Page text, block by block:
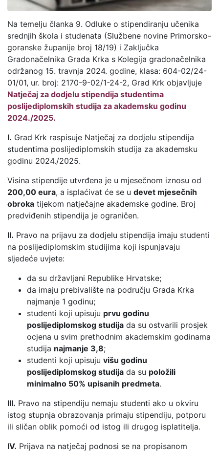
Na temelju članka 9. Odluke o stipendiranju učenika
srednjih škola i studenata (Službene novine Primorsko-
goranske županije broj 18/19) i Zaključka
Gradonačelnika Grada Krka s Kolegija gradonačelnika
održanog 15. travnja 2024. godine, klasa: 604-02/24-
01/01, ur. broj: 2170-9-02/1-24-2, Grad Krk objavljuje
Natječaj za dodjelu stipendija studentima
poslijediplomskih studija za akademsku godinu
2024./2025.
I. Grad Krk raspisuje Natječaj za dodjelu stipendija
studentima poslijediplomskih studija za akademsku
godinu 2024./2025.
Visina stipendije utvrđena je u mjesečnom iznosu od
200,00 eura, a isplaćivat će se u devet mjesečnih
obroka tijekom natječajne akademske godine. Broj
predviđenih stipendija je ograničen.
II. Pravo na prijavu za dodjelu stipendija imaju studenti
na poslijediplomskim studijima koji ispunjavaju
sljedeće uvjete:
da su državljani Republike Hrvatske;
da imaju prebivalište na području Grada Krka
najmanje 1 godinu;
studenti koji upisuju prvu godinu
poslijediplomskog studija da su ostvarili prosjek
ocjena u svim prethodnim akademskim godinama
studija najmanje 3,8;
studenti koji upisuju višu godinu
poslijediplomskog studija da su položili
minimalno 50% upisanih predmeta.
III. Pravo na stipendiju nemaju studenti ako u okviru
istog stupnja obrazovanja primaju stipendiju, potporu
ili sličan oblik pomoći od istog ili drugog isplatitelja.
IV. Prijava na natječaj podnosi se na propisanom